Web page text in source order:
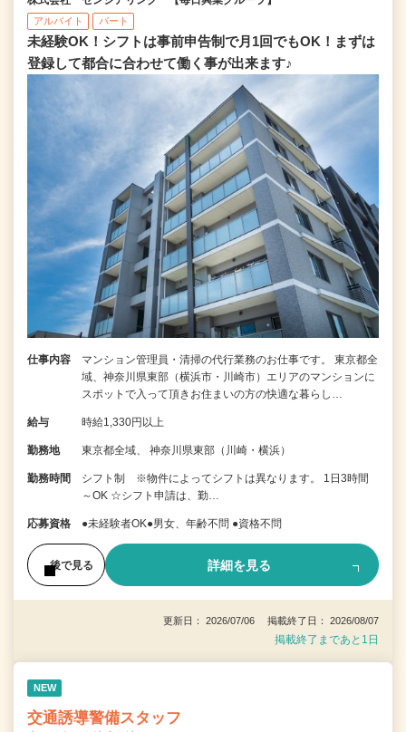
アルバイト パート
未経験OK！シフトは事前申告制で月1回でもOK！まずは
登録して都合に合わせて働く事が出来ます♪
仕事内容
マンション管理員・清掃の代行業務のお仕事です。 東京都全
域、神奈川県東部（横浜市・川崎市）エリアのマンションに
スポットで入って頂きお住まいの方の快適な暮らし…
給与 時給1,330円以上
勤務地 東京都全域、 神奈川県東部（川崎・横浜）
勤務時間
シフト制 ※物件によってシフトは異なります。 1日3時間
～OK ☆シフト申請は、勤…
応募資格 ●未経験者OK●男女、年齢不問 ●資格不問
後で見る 詳細を見る
更新日： 2026/07/06 掲載終了日： 2026/08/07
掲載終了まであと1日
NEW
交通誘導警備スタッフ